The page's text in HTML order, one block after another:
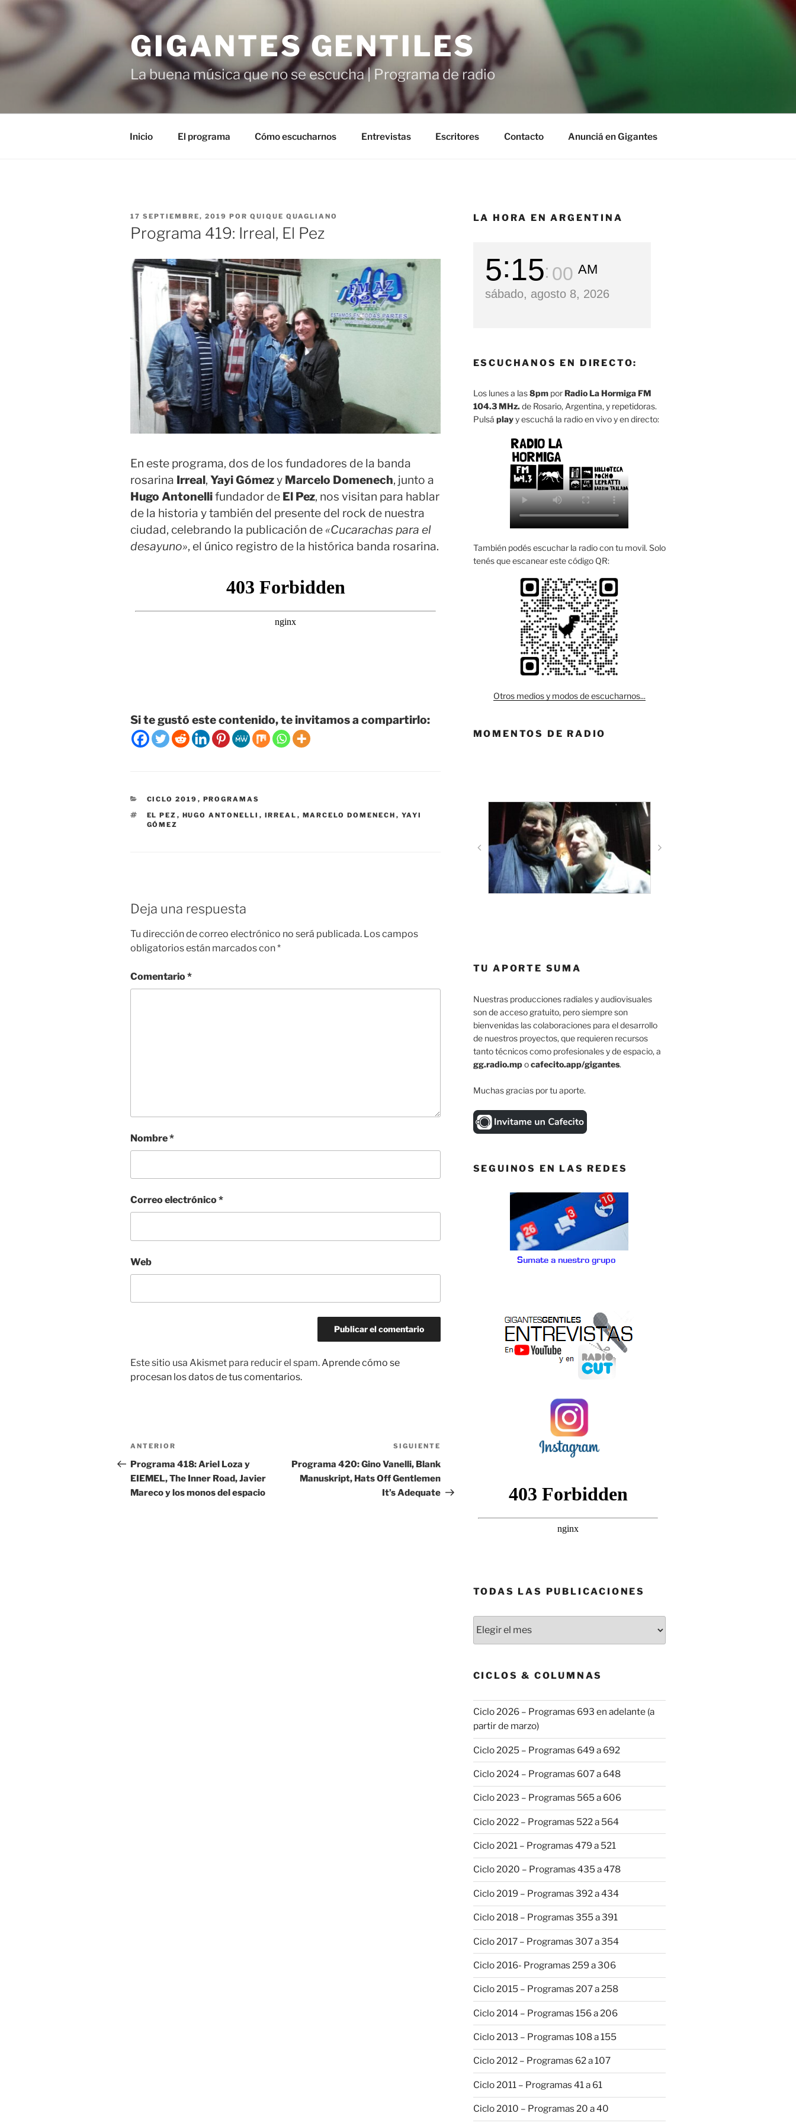
Saltar
GIGANTES GENTILES
La buena música que no se escucha | Programa de radio
Inicio El programa Cómo escucharnos Entrevistas Escritores Contacto Anunciá en Gigantes
PUBLICADO
EL
17 SEPTIEMBRE, 2019 POR QUIQUE QUAGLIANO
Programa 419: Irreal, El Pez
En este programa, dos de los fundadores de la banda
rosarina Irreal, Yayi Gómezy Marcelo Domenech, junto a
Hugo Antonellifundador de El Pez, nos visitan para hablar
de la historia y también del presente del rock de nuestra
ciudad, celebrando la publicación de «Cucarachas para el
desayuno», el único registro de la histórica banda rosarina.
Si te gustó este contenido, te invitamos a compartirlo:
CATEGORÍAS
CICLO 2019 , PROGRAMAS
ETIQUETAS
EL PEZ , HUGO ANTONELLI , IRREAL , MARCELO DOMENECH , YAYI
GÓMEZ
Deja una respuesta
Tu dirección de correo electrónico no será publicada. Los campos
obligatorios están marcados con*
Comentario*
Nombre*
Correo electrónico*
Web
Este sitio usa Akismet para reducir el spam.Aprende cómo se
procesan los datos de tus comentarios.
Navegación
de
entradas
Entrada
anterior:
ANTERIOR
Programa 418: Ariel Loza y
EIEMEL, The Inner Road, Javier
Mareco y los monos del espacio
SIGUIENTE
Programa 420: Gino Vanelli, Blank
Manuskript, Hats Off Gentlemen
It’s Adequate
LA HORA EN ARGENTINA
5 15 01 AM
sábado, agosto 8, 2026
ESCUCHANOS EN DIRECTO:
Los lunes a las8pmporRadio La Hormiga FM
104.3 MHz.de Rosario, Argentina, y repetidoras.
Pulsá playy escuchá la radio en vivo y en directo:
También podés escuchar la radio con tu movil. Solo
tenés que escanear este código QR:
Otros medios y modos de escucharnos...
MOMENTOS DE RADIO
TU APORTE SUMA
Nuestras producciones radiales y audiovisuales
son de acceso gratuito, pero siempre son
bienvenidas las colaboraciones para el desarrollo
de nuestros proyectos, que requieren recursos
tanto técnicos como profesionales y de espacio, a
gg.radio.mpocafecito.app/gigantes.
Muchas gracias por tu aporte.
SEGUINOS EN LAS REDES
TODAS LAS PUBLICACIONES
las
CICLOS & COLUMNAS
Ciclo 2026 – Programas 693 en adelante (a
partir de marzo)
Ciclo 2025 – Programas 649 a 692
Ciclo 2024 – Programas 607 a 648
Ciclo 2023 – Programas 565 a 606
Ciclo 2022 – Programas 522 a 564
Ciclo 2021 – Programas 479 a 521
Ciclo 2020 – Programas 435 a 478
Ciclo 2019 – Programas 392 a 434
Ciclo 2018 – Programas 355 a 391
Ciclo 2017 – Programas 307 a 354
Ciclo 2016- Programas 259 a 306
Ciclo 2015 – Programas 207 a 258
Ciclo 2014 – Programas 156 a 206
Ciclo 2013 – Programas 108 a 155
Ciclo 2012 – Programas 62 a 107
Ciclo 2011 – Programas 41 a 61
Ciclo 2010 – Programas 20 a 40